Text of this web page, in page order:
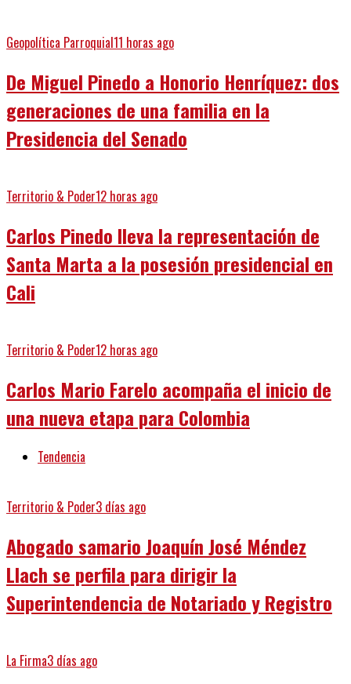
Geopolítica Parroquial11 horas ago
De Miguel Pinedo a Honorio Henríquez: dos
generaciones de una familia en la
Presidencia del Senado
Territorio & Poder12 horas ago
Carlos Pinedo lleva la representación de
Santa Marta a la posesión presidencial en
Cali
Territorio & Poder12 horas ago
Carlos Mario Farelo acompaña el inicio de
una nueva etapa para Colombia
Tendencia
Territorio & Poder3 días ago
Abogado samario Joaquín José Méndez
Llach se perfila para dirigir la
Superintendencia de Notariado y Registro
La Firma3 días ago